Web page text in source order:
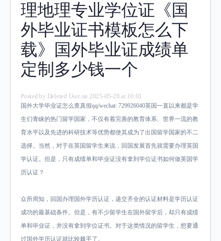
理地理专业学位证《国
外毕业证书模板怎么下
载》国外毕业证成绩单
定制多少钱一个
Posted by Deleted User on 2025-05-28 at 10:01
国外大学毕业证怎么查真假qq/wechat: 729926040英国一直以来都是学
生们青睐的热门留学国家，不仅有着完善的教育体系、世界一流的教
育水平以及先进的科研技术等优势都使其成为了出国留学国家的不二
选择。当然，对于在英国留学生来说，回国发展首先就需要办理英国
学认证。但是，只有成绩单和毕业证没有拿到学位证书如何做英国学
历认证？
众所周知，回国办理国外学历认证，递交齐全的认证材料是学历认证
成功的最基础条件。但是，有不少留学生在国外留学后，却只有成绩
单和毕业证，并没有拿到学位证书。对于这类情况的留学生，想要通
过国外学历认证就比较棘手了。